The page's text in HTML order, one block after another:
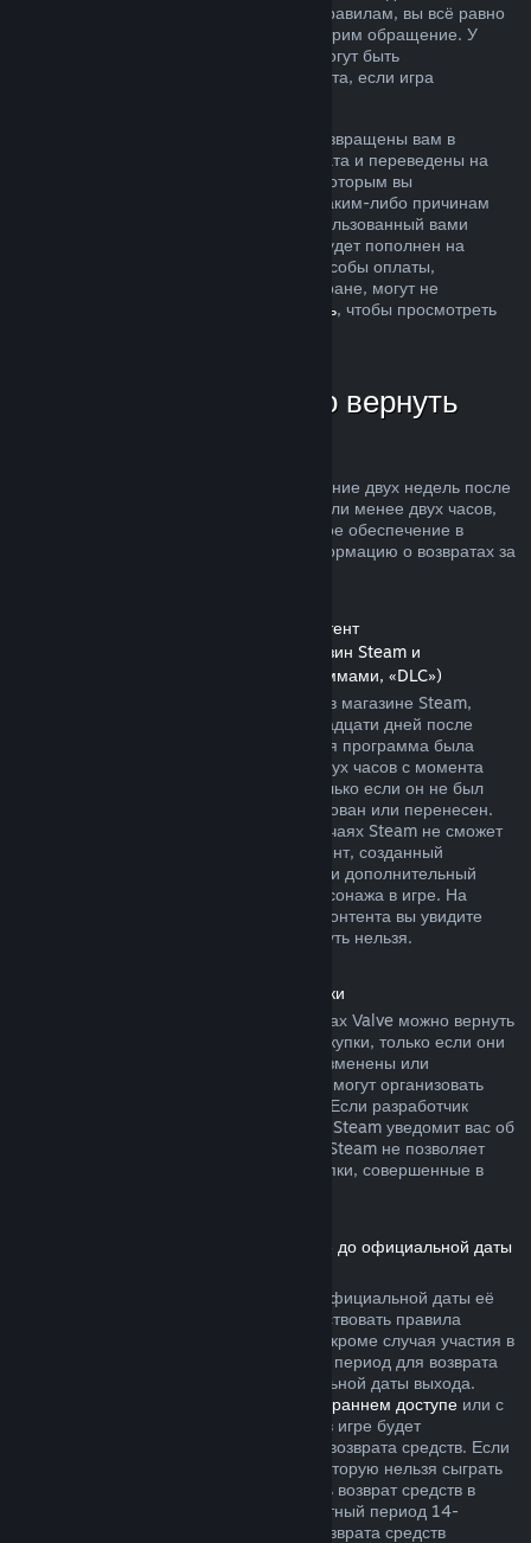
ситуация не соответствует описанным правилам, вы всё равно
можете запросить возврат, и мы рассмотрим обращение. У
пользователей из некоторых регионов могут быть
дополнительные права на запрос возврата, если игра
Средства за покупку будут полностью возвращены вам в
течение недели после одобрения возврата и переведены на
кошелек Steam или тот способ оплаты, которым вы
воспользовались при покупке. Если по каким-либо причинам
Steam не сможет вернуть деньги на использованный вами
способ оплаты, то ваш кошелек Steam будет пополнен на
соответствующую сумму (некоторые способы оплаты,
доступные в магазине Steam в вашей стране, могут не
нажмите здесь, чтобы просмотреть
В каких случаях можно вернуть
Возможность осуществить возврат в течение двух недель после
покупки за продукты, в которых вы провели менее двух часов,
распространяется на игры и программное обеспечение в
магазине Steam. Далее вы найдете информацию о возвратах за
Возврат средств за дополнительный контент
(контент, распространяемый через магазин Steam и
используемый другими играми и программами, «DLC»)
За дополнительный контент, купленный в магазине Steam,
можно вернуть деньги в течение четырнадцати дней после
покупки, если соответствующая основная программа была
использована в течение не более чем двух часов с момента
покупки дополнительного контента, и только если он не был
безвозвратно израсходован, модифицирован или перенесен.
Пожалуйста, учтите, что в некоторых случаях Steam не сможет
вернуть деньги за дополнительный контент, созданный
сторонними компаниями, например, если дополнительный
контент навсегда повышает уровень персонажа в игре. На
страницах подобного дополнительного контента вы увидите
уведомление, что средства за него вернуть нельзя.
Возврат средств за внутриигровые покупки
Средства за внутриигровые товары в играх Valve можно вернуть
в течение сорока восьми часов после покупки, только если они
не были безвозвратно израсходованы, изменены или
перенесены. Другие разработчики также могут организовать
возвраты подобного рода в своих играх. Если разработчик
позволяет вернуть деньги за эти товары, Steam уведомит вас об
этом при покупке. В остальных случаях, Steam не позволяет
вернуть средства за внутриигровые покупки, совершенные в
Возврат средств за игры, приобретённые до официальной даты
Если вы приобретаете игру в Steam до официальной даты её
выхода, для возврата средств будут действовать правила
двухчасового лимита игрового времени (кроме случая участия в
бета-тестировании), однако 14-дневный период для возврата
средств начнётся только после официальной даты выхода.
раннем доступеили с
, всё время в игре будет
засчитываться в двухчасовой лимит для возврата средств. Если
вы оформляете предзаказ для игры, в которую нельзя сыграть
до даты её выхода, вы можете запросить возврат средств в
любой момент до её выпуска, а стандартный период 14-
дневного и двухчасового лимитов для возврата средств